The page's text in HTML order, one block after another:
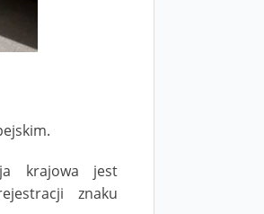
krajowa jest
znaku